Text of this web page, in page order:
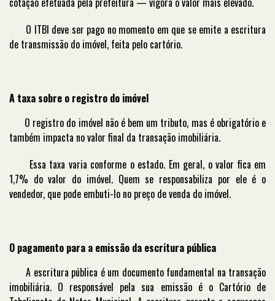
O ITBI deve ser pago no momento em que se emite a escritura
de transmissão do imóvel, feita pelo cartório.
A taxa sobre o registro do imóvel
O registro do imóvel não é bem um tributo, mas é obrigatório e
também impacta no valor final da transação imobiliária.
Essa taxa varia conforme o estado. Em geral, o valor fica em
1,7% do valor do imóvel. Quem se responsabiliza por ele é o
vendedor, que pode embuti-lo no preço de venda do imóvel.
O pagamento para a emissão da escritura pública
A escritura pública é um documento fundamental na transação
imobiliária. O responsável pela sua emissão é o Cartório de